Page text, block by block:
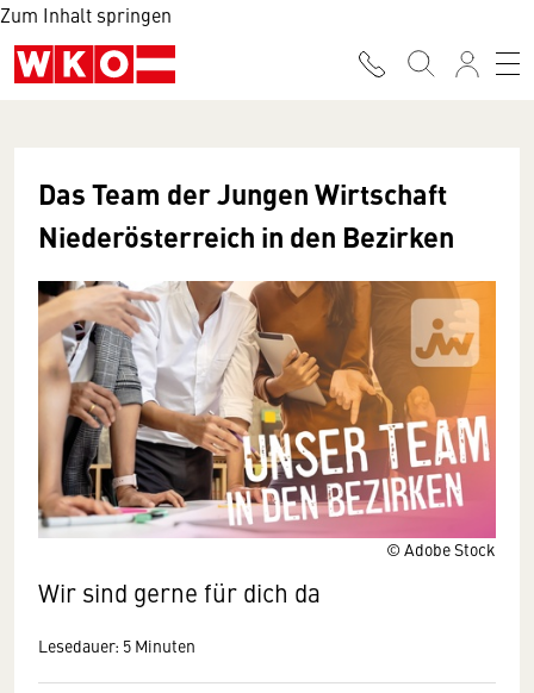
Zum Inhalt springen
© Adobe Stock
Das Team der Jungen Wirtschaft
Niederösterreich in den Bezirken
Wir sind gerne für dich da
Lesedauer: 5 Minuten